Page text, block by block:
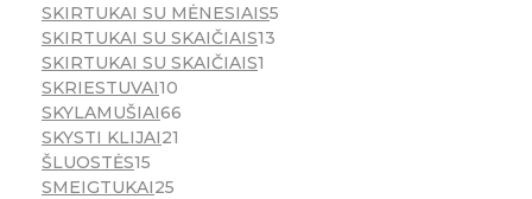
SKIRTUKAI SU MĖNESIAIS5
SKIRTUKAI SU SKAIČIAIS13
SKIRTUKAI SU SKAIČIAIS1
SKRIESTUVAI10
SKYLAMUŠIAI66
SKYSTI KLIJAI21
ŠLUOSTĖS15
SMEIGTUKAI25